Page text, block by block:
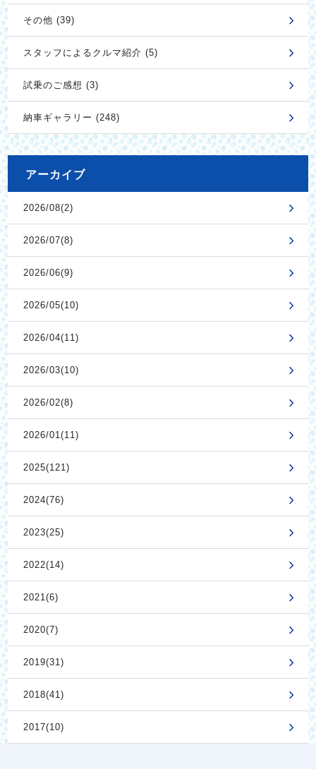
その他 (39)
スタッフによるクルマ紹介 (5)
試乗のご感想 (3)
納車ギャラリー (248)
アーカイブ
2026/08(2)
2026/07(8)
2026/06(9)
2026/05(10)
2026/04(11)
2026/03(10)
2026/02(8)
2026/01(11)
2025(121)
2024(76)
2023(25)
2022(14)
2021(6)
2020(7)
2019(31)
2018(41)
2017(10)